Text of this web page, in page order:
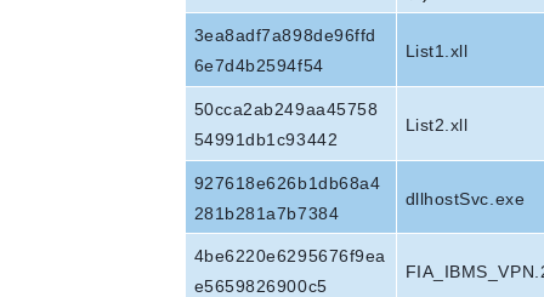
3ea8adf7a898de96ffd
6e7d4b2594f54
List1.xll
50cca2ab249aa45758
54991db1c93442
List2.xll
927618e626b1db68a4
281b281a7b7384
dllhostSvc.exe
4be6220e6295676f9ea
e5659826900c5